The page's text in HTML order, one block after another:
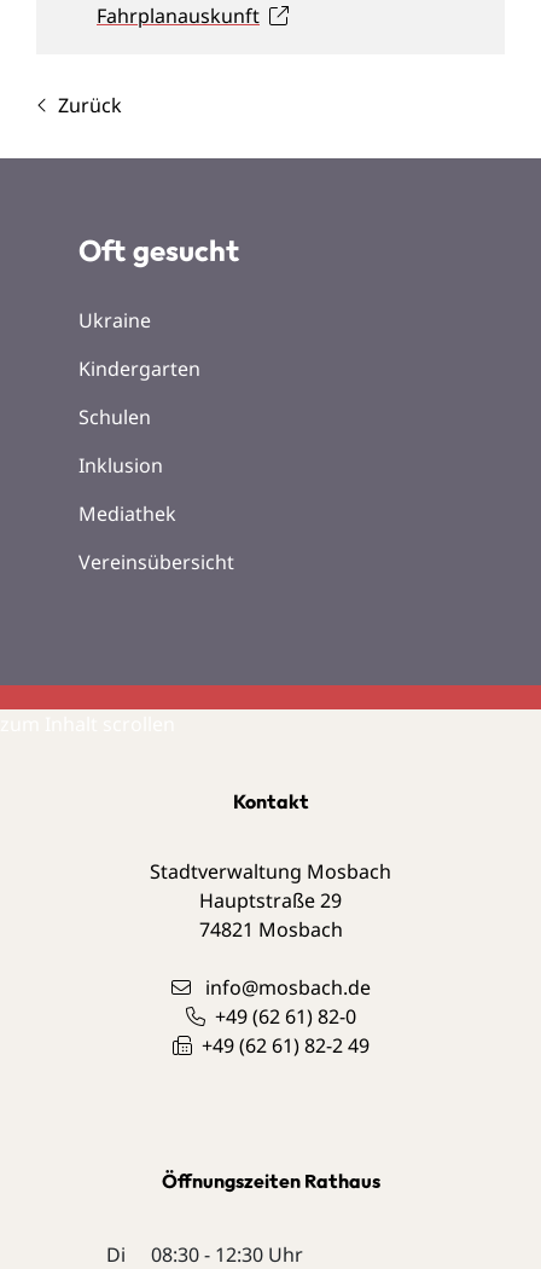
Fahrplanauskunft
Zurück
Oft gesucht
Ukraine
Kindergarten
Schulen
Inklusion
Mediathek
Vereinsübersicht
Kontakt
Stadtverwaltung Mosbach
Hauptstraße 29
74821 Mosbach
info@mosbach.de
+49 (62 61) 82-0
+49 (62 61) 82-2 49
Öffnungszeiten Rathaus
Di
08:30 - 12:30 Uhr